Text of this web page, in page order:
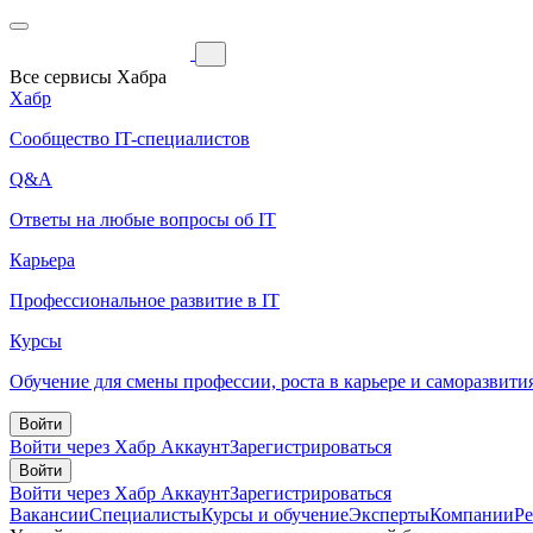
Все сервисы Хабра
Хабр
Сообщество IT-специалистов
Q&A
Ответы на любые вопросы об IT
Карьера
Профессиональное развитие в IT
Курсы
Обучение для смены профессии, роста в карьере и
Войти
Войти через Хабр АккаунтЗарегистрироваться
Войти
Войти через Хабр АккаунтЗарегистрироваться
ВакансииСпециалистыКурсы и обучениеЭкспертыКомпании